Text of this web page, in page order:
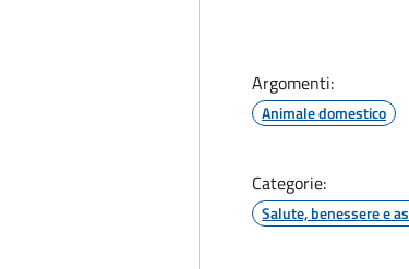
Argomenti:
Animale domestico
Categorie:
Salute, benessere e